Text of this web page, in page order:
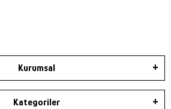
Kurumsal
Kategoriler